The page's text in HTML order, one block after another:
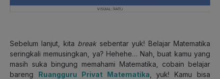
Sebelum lanjut, kita breaksebentar yuk! Belajar Matematika
seringkali memusingkan, ya? Hehehe… Nah, buat kamu yang
masih suka bingung memahami Matematika, cobain belajar
bareng Ruangguru Privat Matematika , yuk! Kamu bisa